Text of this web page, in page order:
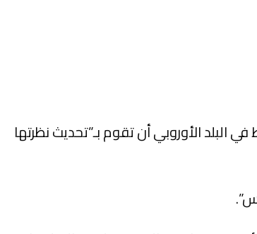
البلد الأوروبي أن تقوم بـ”تحديث نظرتها